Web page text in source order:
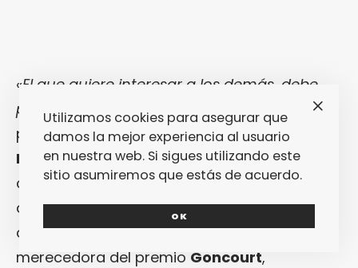
«El que quiere interesar a los demás, debe
provocarlos
’’. Eso dijo
, y a este dictamen
parece haberse acogidoMichel
Houellebecq , ya que bien podría
considerarse toda su obra una confirmación
de dicha sentencia. Si echamos la vista
atrás, en «El Mapa y El Territorio«,
merecedora del premio Goncourt,
Utilizamos cookies para asegurar que
damos la mejor experiencia al usuario
en nuestra web. Si sigues utilizando este
sitio asumiremos que estás de acuerdo.
OK